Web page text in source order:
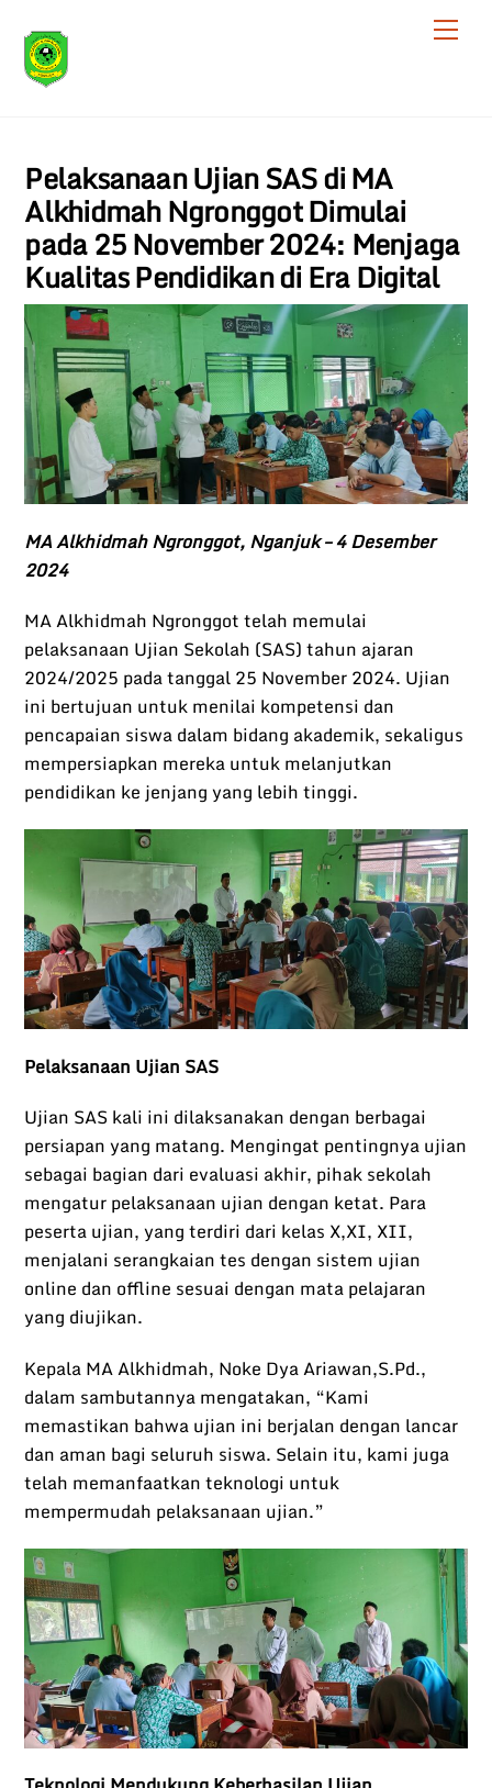
content
Pelaksanaan Ujian SAS di MA
Alkhidmah Ngronggot Dimulai
pada 25 November 2024: Menjaga
Kualitas Pendidikan di Era Digital
MA Alkhidmah Ngronggot, Nganjuk – 4 Desember
2024
MA Alkhidmah Ngronggot telah memulai
pelaksanaan Ujian Sekolah (SAS) tahun ajaran
2024/2025 pada tanggal 25 November 2024. Ujian
ini bertujuan untuk menilai kompetensi dan
pencapaian siswa dalam bidang akademik, sekaligus
mempersiapkan mereka untuk melanjutkan
pendidikan ke jenjang yang lebih tinggi.
Pelaksanaan Ujian SAS
Ujian SAS kali ini dilaksanakan dengan berbagai
persiapan yang matang. Mengingat pentingnya ujian
sebagai bagian dari evaluasi akhir, pihak sekolah
mengatur pelaksanaan ujian dengan ketat. Para
peserta ujian, yang terdiri dari kelas X,XI, XII,
menjalani serangkaian tes dengan sistem ujian
online dan offline sesuai dengan mata pelajaran
yang diujikan.
Kepala MA Alkhidmah, Noke Dya Ariawan,S.Pd.,
dalam sambutannya mengatakan, “Kami
memastikan bahwa ujian ini berjalan dengan lancar
dan aman bagi seluruh siswa. Selain itu, kami juga
telah memanfaatkan teknologi untuk
mempermudah pelaksanaan ujian.”